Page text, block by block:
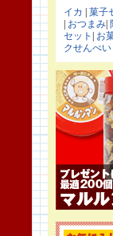
イカ 菓子
おつまみ
セット
お
クせんべい